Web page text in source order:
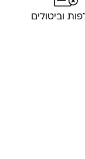
וביטולים